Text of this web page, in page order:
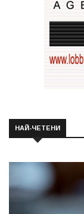
НАЙ-ЧЕТЕНИ